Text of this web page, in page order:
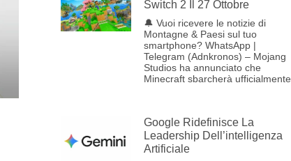
Switch 2 Il 27 Ottobre
🔔 Vuoi ricevere le notizie di
Montagne & Paesi sul tuo
smartphone? WhatsApp |
Telegram (Adnkronos) – Mojang
Studios ha annunciato che
Minecraft sbarcherà ufficialmente
Google Ridefinisce La
Leadership Dell’intelligenza
Artificiale